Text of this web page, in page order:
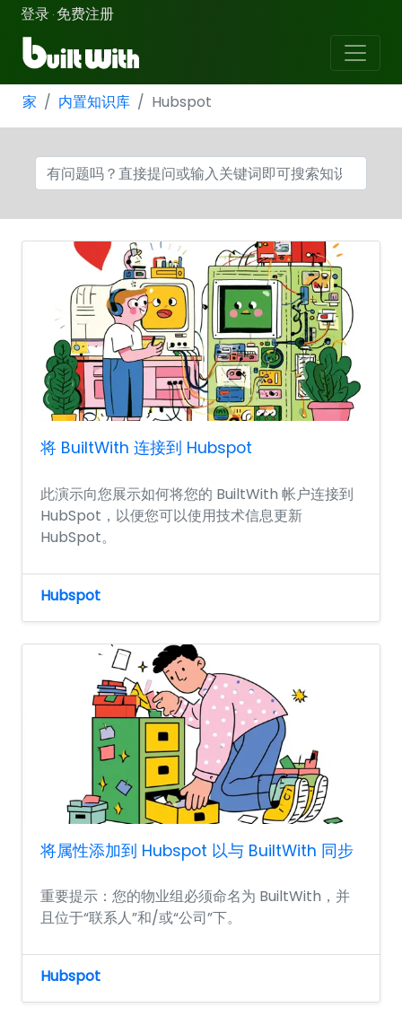
登录 · 免费注册
家 内置知识库 Hubspot
将 BuiltWith 连接到 Hubspot
此演示向您展示如何将您的 BuiltWith 帐户连接到
HubSpot，以便您可以使用技术信息更新
HubSpot。
Hubspot
将属性添加到 Hubspot 以与 BuiltWith 同步
重要提示：您的物业组必须命名为 BuiltWith，并
且位于“联系人”和/或“公司”下。
Hubspot